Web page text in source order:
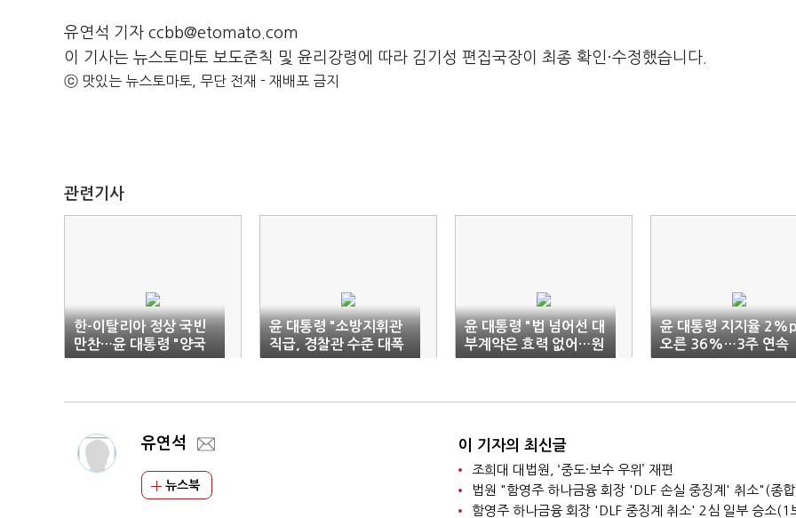
유연석 기자 ccbb@etomato.com
이 기사는 뉴스토마토 보도준칙 및 윤리강령에 따라 김기성 편집국장이 최종 확인·수정했습니다.
ⓒ 맛있는 뉴스토마토, 무단 전재 - 재배포 금지
관련기사
한-이탈리아 정상 국빈
만찬…윤 대통령 "양국
협력 잠재력 무궁무진"
윤 대통령 "소방지휘관
직급, 경찰관 수준 대폭
상향"
윤 대통령 "법 넘어선 대
부계약은 효력 없어…원
금·이자 무효"
윤 대통령 지지율
오른 36%…3주 연속
상승세
유연석
뉴스북
이 기자의 최신글
조희대 대법원, ‘중도·보수 우위’ 재편
법원 "함영주 하나금융 회장 'DLF 손실 중징계' 취소"(종
함영주 하나금융 회장 'DLF 중징계 취소' 2심 일부 승소(1